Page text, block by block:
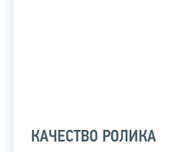
КАЧЕСТВО РОЛИКА